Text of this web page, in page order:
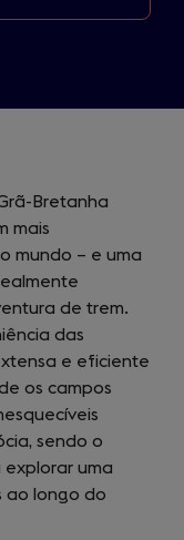
Bretanha
mais
mundo – e uma
de trem.
das
e eficiente
os campos
sendo o
uma
ao longo do